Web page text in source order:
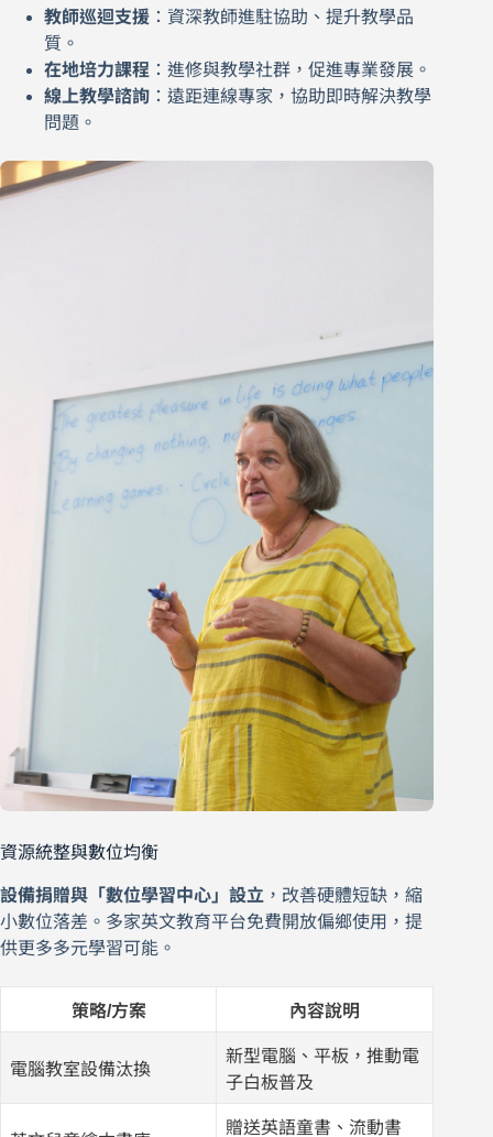
教師巡迴支援 ：資深教師進駐協助、提升教學品
質。
在地培力課程 ：進修與教學社群，促進專業發展。
線上教學諮詢 ：遠距連線專家，協助即時解決教學
問題。
資源統整與數位均衡
設備捐贈與「數位學習中心」設立 ，改善硬體短缺，縮
小數位落差。多家英文教育平台免費開放偏鄉使用，提
供更多多元學習可能。
策略/方案 內容說明
電腦教室設備汰換
新型電腦、平板，推動電
子白板普及
贈送英語童書、流動書